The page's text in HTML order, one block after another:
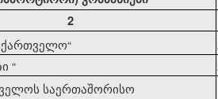
2
“
“
საერთაშორისო